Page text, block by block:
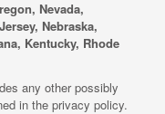
Nevada,
Nebraska,
Kentucky, Rhode
any other possibly
in the privacy policy.